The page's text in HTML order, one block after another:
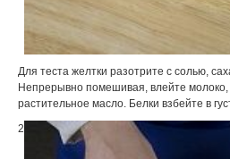
Для теста желтки разотрите с солью,
Непрерывно помешивая, влейте молоко,
растительное масло. Белки взбейте в
2